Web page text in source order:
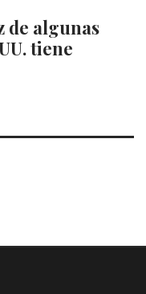
de algunas
tiene